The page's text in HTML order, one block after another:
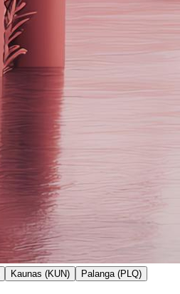
Kaunas (KUN)
Palanga (PLQ)